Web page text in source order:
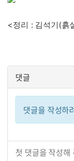
<정리 : 김석기(흙
댓글
댓글을 작성하
첫 댓글을 작성해